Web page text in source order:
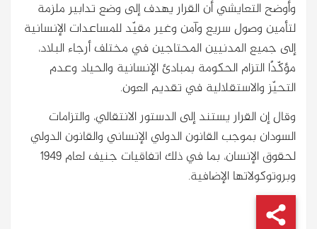
وأوضح التعايشي أن القرار يهدف إلى وضع تدابير ملزمة
لتأمين وصول سريع وآمن وغير مقيّد للمساعدات الإنسانية
إلى جميع المدنيين المحتاجين في مختلف أرجاء البلاد،
مؤكّدًا التزام الحكومة بمبادئ الإنسانية والحياد وعدم
التحيّز والاستقلالية في تقديم العون.
وقال إن القرار يستند إلى الدستور الانتقالي، والتزامات
السودان بموجب القانون الدولي الإنساني والقانون الدولي
لحقوق الإنسان، بما في ذلك اتفاقيات جنيف لعام 1949
وبروتوكولاتها الإضافية.